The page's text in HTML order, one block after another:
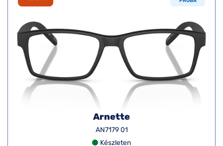
Arnette
AN7179 01
Készleten